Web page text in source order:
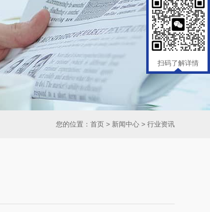
您的位置： 首页 > 新闻中心 > 行业资讯
扫码了解详情